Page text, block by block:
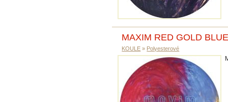
MAXIM RED GOLD
KOULE » Polyesterové